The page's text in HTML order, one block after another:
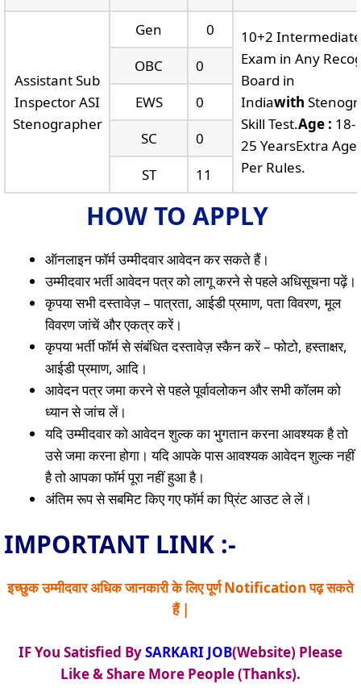
Assistant Sub
Inspector ASI
Stenographer
Gen 0
10+2 Intermediate
Exam in Any
Board in
Indiawith
Skill Test.Age : 18-
25 YearsExtra Age
Per Rules.
OBC
0
EWS
0
SC
0
ST
11
HOW TO APPLY
ऑनलाइन फॉर्म उम्मीदवार आवेदन कर सकते हैं।
उम्मीदवार भर्ती आवेदन पत्र को लागू करने से पहले अधिसूचना पढ़ें।
कृपया सभी दस्तावेज़ – पात्रता, आईडी प्रमाण, पता विवरण, मूल
विवरण जांचें और एकत्र करें।
कृपया भर्ती फॉर्म से संबंधित दस्तावेज़ स्कैन करें – फोटो, हस्ताक्षर,
आईडी प्रमाण, आदि।
आवेदन पत्र जमा करने से पहले पूर्वावलोकन और सभी कॉलम को
ध्यान से जांच लें।
यदि उम्मीदवार को आवेदन शुल्क का भुगतान करना आवश्यक है तो
उसे जमा करना होगा। यदि आपके पास आवश्यक आवेदन शुल्क नहीं
है तो आपका फॉर्म पूरा नहीं हुआ है।
अंतिम रूप से सबमिट किए गए फॉर्म का प्रिंट आउट ले लें।
IMPORTANT LINK :-
इच्छुक उम्मीदवार अधिक जानकारी के लिए पूर्ण Notification पढ़ सकते
हैं |
IF You Satisfied BySARKARI JOB(Website) Please
Like & Share More People (Thanks).